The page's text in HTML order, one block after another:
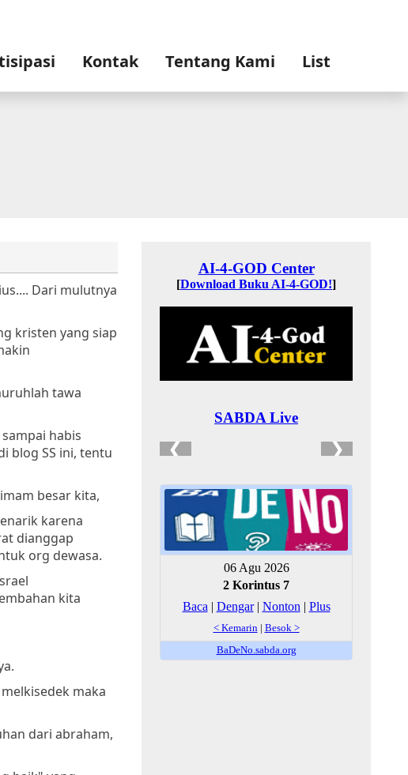
Kontak Tentang Kami List
Dari mulutnya
kristen yang siap
tawa
habis
blog SS ini, tentu
besar kita,
karena
dianggap
org dewasa.
kita
maka
dari abraham,